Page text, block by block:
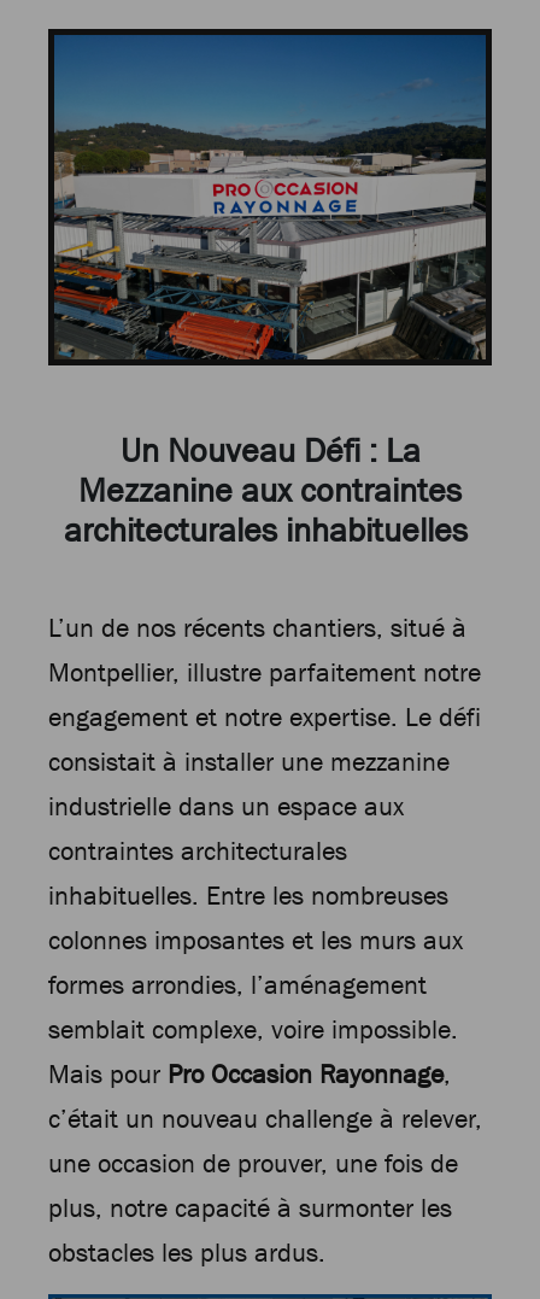
Un Nouveau Défi : La
Mezzanine aux contraintes
architecturales inhabituelles
L’un de nos récents chantiers, situé à
Montpellier, illustre parfaitement notre
engagement et notre expertise. Le défi
consistait à installer une mezzanine
industrielle dans un espace aux
contraintes architecturales
inhabituelles. Entre les nombreuses
colonnes imposantes et les murs aux
formes arrondies, l’aménagement
semblait complexe, voire impossible.
Mais pour Pro Occasion Rayonnage,
c’était un nouveau challenge à relever,
une occasion de prouver, une fois de
plus, notre capacité à surmonter les
obstacles les plus ardus.